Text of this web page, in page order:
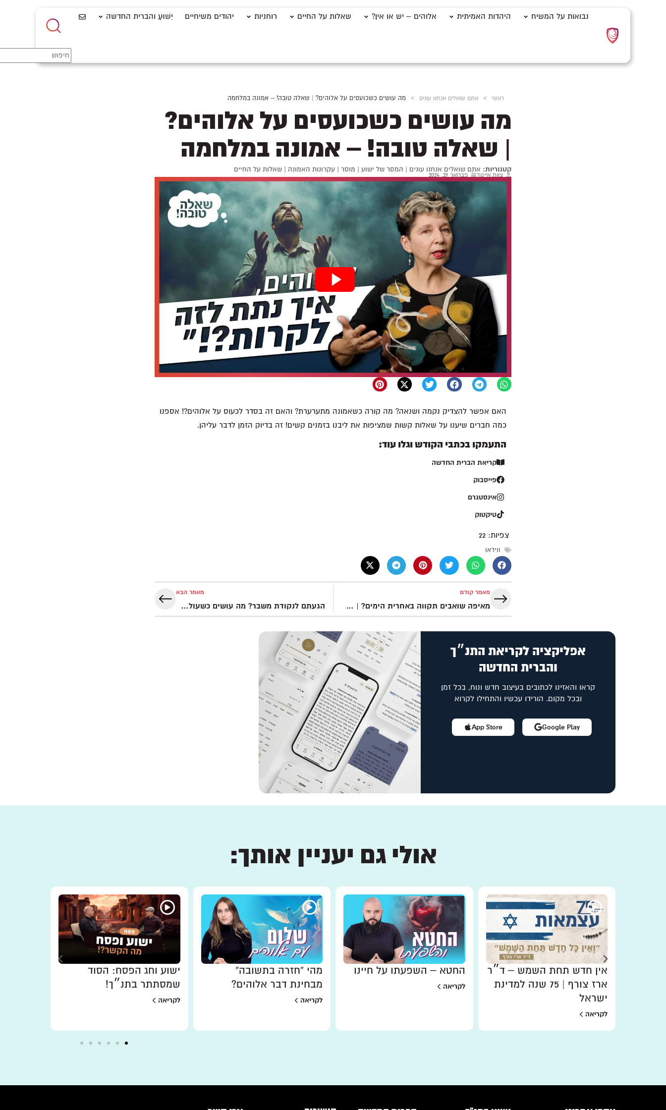
נבואות על המשיח היהדות האמיתית אלוהים – יש או אין? שאלות על החיים רוחניות יהודים משיחיים יֵשׁוּעַ והברית החדשה
ראשי > אתם שואלים אנחנו עונים > מה עושים כשכועסים על אלוהים? | שאלה טובה! – אמונה במלחמה
מה עושים כשכועסים על אלוהים?
| שאלה טובה! – אמונה במלחמה
קטגוריות: אתם שואלים אנחנו עונים | המסר של ישוע | מוסר | עקרונות האמונה | שאלות על החיים
צוות אייגוד פברואר 29, 2024
האם אפשר להצדיק נקמה ושנאה? מה קורה כשאמונה מתערערת? והאם זה בסדר לכעוס על אלוהים?! אספנו
כמה חברים שיענו על שאלות קשות שמציפות את ליבנו בזמנים קשים! זה בדיוק הזמן לדבר עליהן.
התעמקו בכתבי הקודש וגלו עוד:
קריאת הברית החדשה
פייסבוק
אינסטגרם
טיקטוק
צפיות: 22
ווידאו
מאמר קודם
מאיפה שואבים תקווה באחרית הימים? | שאלה טובה! – אמונה במלחמה
מאמר הבא
הגעתם לנקודת משבר? מה עושים כשעולה קושי? | והגית בו
אפליקציה לקריאת התנ״ך
והברית החדשה
קראו והאזינו לכתובים בעיצוב חדש ונוח, בכל זמן
ובכל מקום. הורידו עכשיו והתחילו לקרוא
App Store Google Play
אולי גם יעניין אותך:
אין חדש תחת השמש – ד״ר
ארז צורף | 75 שנה למדינת
ישראל
לקריאה
החטא – השפעתו על חיינו
לקריאה
מהי “חזרה בתשובה”
מבחינת דבר אלוהים?
לקריאה
ישוע וחג הפסח: הסוד
שמסתתר בתנ״ך!
לקריאה